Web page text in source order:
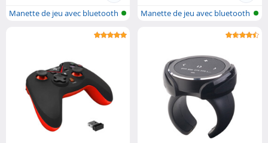
Manette de jeu avec bluetooth
Manette de jeu avec bluetooth